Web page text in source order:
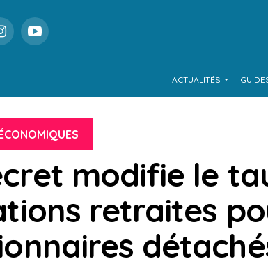
ACTUALITÉS
modifie le
retraites